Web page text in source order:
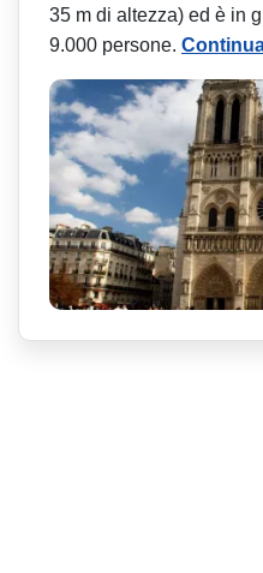
35 m di altezza) ed è in
9.000 persone.